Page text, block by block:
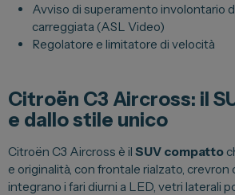
Vendi la tua auto
Soluzioni Business
Dipendenti Stellantis
Promozioni
Gruppo Spazio
Avviso di superamento involontario
carreggiata (ASL Video)
Regolatore e limitatore di velocità
Citroën C3 Aircross: il
e dallo stile unico
Citroën C3 Aircross è il SUV compatto
e originalità, con frontale rialzato, crevron
integrano i fari diurni a LED, vetri laterali